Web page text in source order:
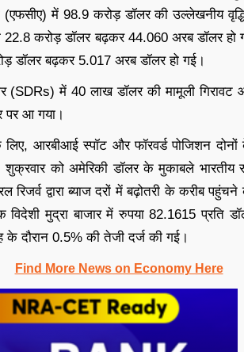
(एफसीए) में 98.9 करोड़ डॉलर की उल्लेखनीय
करोड़ डॉलर बढ़कर 44.060 अरब डॉलर हो
डॉलर बढ़कर 5.017 अरब डॉलर हो गई।
(SDRs) में 40 लाख डॉलर की मामूली
पर आ गया।
आरबीआई स्पॉट और फॉरवर्ड पोजिशन दोनों
को अमेरिकी डॉलर के मुकाबले भारतीय
द्वारा ब्याज दरों में बढ़ोतरी के करीब
मुद्रा बाजार में रुपया 82.1615 प्रति
के दौरान 0.5% की तेजी दर्ज की गई।
Find More News on Economy Here